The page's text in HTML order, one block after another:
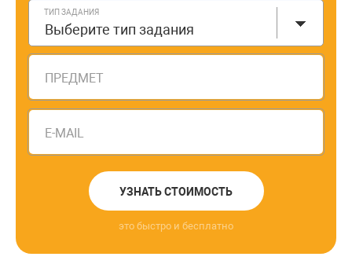
ТИП ЗАДАНИЯ
Выберите тип задания
ПРЕДМЕТ
E-MAIL
УЗНАТЬ СТОИМОСТЬ
это быстро и бесплатно